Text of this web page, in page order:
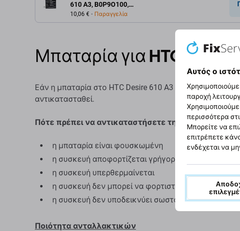
610 A3, B0P9O100,
2040mAh, HQ
10,06 € Παραγγελία
Μπαταρία για HTC Desire
Εάν η μπαταρία στο HTC Desire 610 A3 έχει φουσκώσει
αντικατασταθεί.
Πότε πρέπει να αντικαταστήσετε την μπαταρία;
η μπαταρία είναι φουσκωμένη
η συσκευή αποφορτίζεται γρήγορα
η συσκευή υπερθερμαίνεται
η συσκευή δεν μπορεί να φορτιστεί στο 100%
η συσκευή δεν υποδεικνύει σωστά την κατάσταση
Ποιότητα ανταλλακτικών
Αυτός ο
παροχή
περισσότερα
Μπορείτε να
επιτρέπετε
ενδέχεται να